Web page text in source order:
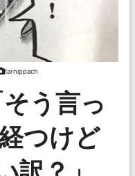
tarnippach
う言っ
つけど